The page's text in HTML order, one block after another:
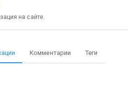
на сайте.
Комментарии Теги